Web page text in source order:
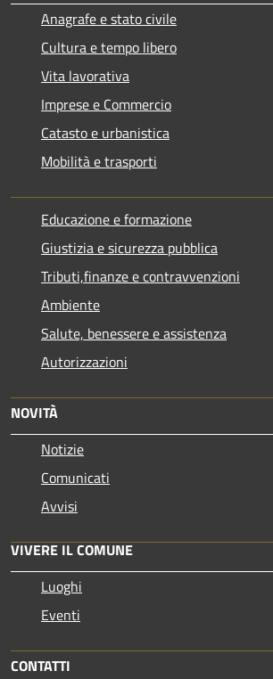
Anagrafe e stato civile
Cultura e tempo libero
Vita lavorativa
Imprese e Commercio
Catasto e urbanistica
Mobilità e trasporti
Educazione e formazione
Giustizia e sicurezza pubblica
Tributi,finanze e contravvenzioni
Ambiente
Salute, benessere e assistenza
Autorizzazioni
NOVITÀ
Notizie
Comunicati
Avvisi
VIVERE IL COMUNE
Luoghi
Eventi
CONTATTI